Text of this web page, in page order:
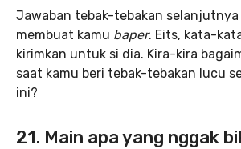
Jawaban tebak-tebakan
membuat kamu baper. Eits, kata-
kirimkan untuk si dia. Kira-kira
saat kamu beri tebak-tebakan lucu
ini?
21. Main apa yang nggak